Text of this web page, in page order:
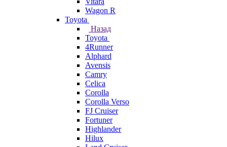
Wagon R
Toyota
Назад
Toyota
4Runner
Alphard
Avensis
Camry
Celica
Corolla
Corolla Verso
FJ Cruiser
Fortuner
Highlander
Hilux